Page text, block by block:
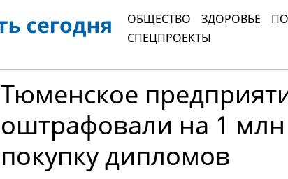
ОБЩЕСТВО ЗДОРОВЬЕ
СПЕЦПРОЕКТЫ
Тюменское
оштрафовали на 1 млн
покупку дипломов